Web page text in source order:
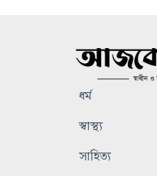
ধর্ম
স্বাস্থ্য
সাহিত্য